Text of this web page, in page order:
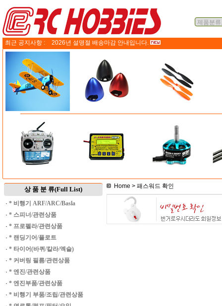
최근 공지사항 : 2026년 설명절 배송마감 안내입니다.
상 품 분 류(Full List)
· * 비행기 ARF/ARC/Basla
· * 스피너/관련상품
· * 프로펠라/관련상품
· * 랜딩기어/플로트
· * 타이어(바퀴/칼라/엑슬)
· * 커버링 필름/관련상품
· * 엔진/관련상품
· * 엔진부품/관련상품
· * 비행기 부품/조립/관련상품
Home > 패스워드 확인